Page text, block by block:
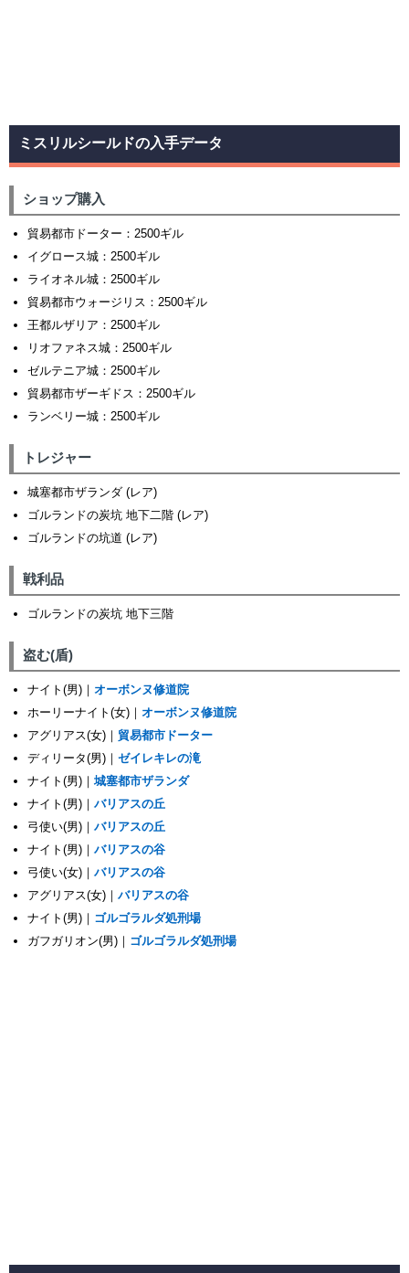
ミスリルシールドの入手データ
ショップ購入
貿易都市ドーター：2500ギル
イグロース城：2500ギル
ライオネル城：2500ギル
貿易都市ウォージリス：2500ギル
王都ルザリア：2500ギル
リオファネス城：2500ギル
ゼルテニア城：2500ギル
貿易都市ザーギドス：2500ギル
ランベリー城：2500ギル
トレジャー
城塞都市ザランダ (レア)
ゴルランドの炭坑 地下二階 (レア)
ゴルランドの坑道 (レア)
戦利品
ゴルランドの炭坑 地下三階
盗む(盾)
ナイト(男)｜ オーボンヌ修道院
ホーリーナイト(女)｜ オーボンヌ修道院
アグリアス(女)｜ 貿易都市ドーター
ディリータ(男)｜ ゼイレキレの滝
ナイト(男)｜ 城塞都市ザランダ
ナイト(男)｜ バリアスの丘
弓使い(男)｜ バリアスの丘
ナイト(男)｜ バリアスの谷
弓使い(女)｜ バリアスの谷
アグリアス(女)｜ バリアスの谷
ナイト(男)｜ ゴルゴラルダ処刑場
ガフガリオン(男)｜ ゴルゴラルダ処刑場